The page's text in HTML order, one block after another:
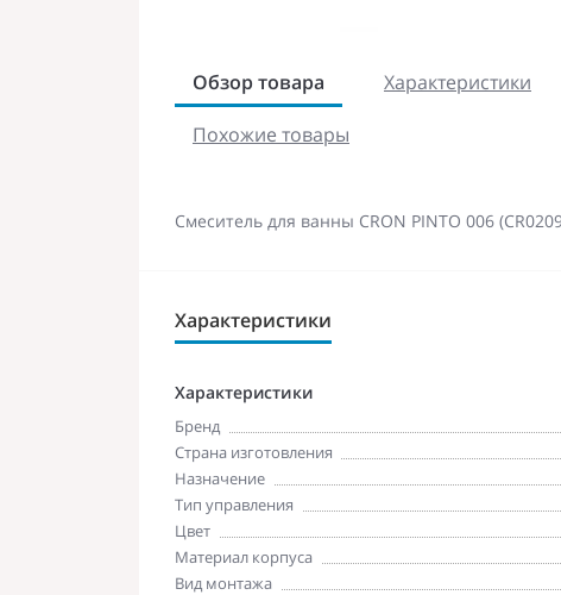
Обзор товара Характеристики
Похожие товары
Смеситель для ванны CRON PINTO 006
Характеристики
Характеристики
Бренд
Страна изготовления
Назначение
Тип управления
Цвет
Материал корпуса
Вид монтажа